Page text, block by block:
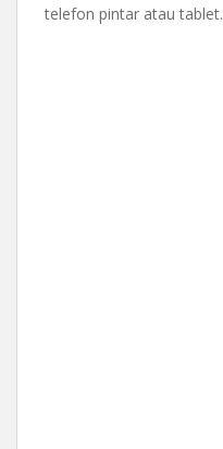
telefon pintar atau tablet.